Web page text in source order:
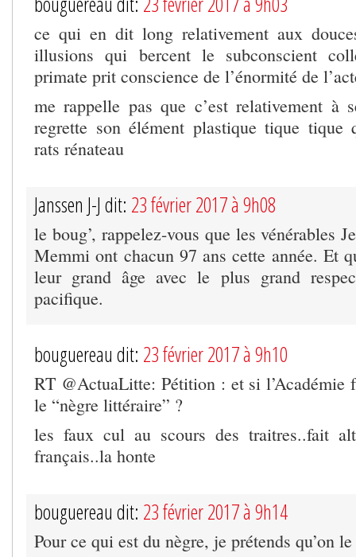
ce qui en dit long relativement aux
illusions qui bercent le subconscient
primate prit conscience de l’énormité de
me rappelle pas que c’est relativement à
regrette son élément plastique tique tique
rats rénateau
Janssen J-J dit: 23 février 2017 à 9h08
le boug’, rappelez-vous que les vénérables
Memmi ont chacun 97 ans cette année. Et
leur grand âge avec le plus grand
pacifique.
bouguereau dit: 23 février 2017 à 9h10
RT @ActuaLitte: Pétition : et si l’Académie
le “nègre littéraire” ?
les faux cul au scours des traitres..fait
français..la honte
bouguereau dit: 23 février 2017 à 9h14
Pour ce qui est du nègre, je prétends qu’on